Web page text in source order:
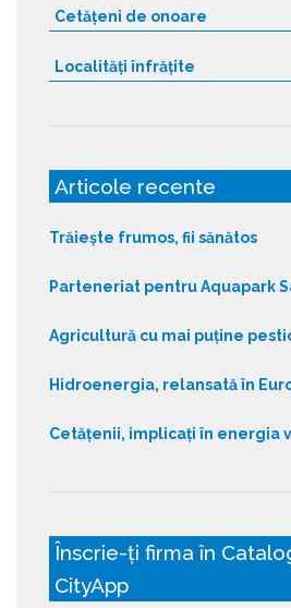
Cetățeni de onoare
Localități înfrățite
Articole recente
Trăiește frumos, fii sănătos
Parteneriat pentru Aquapark
Agricultură cu mai puține
Hidroenergia, relansată în
Cetățenii, implicați în energia
Înscrie-ți firma în
CityApp